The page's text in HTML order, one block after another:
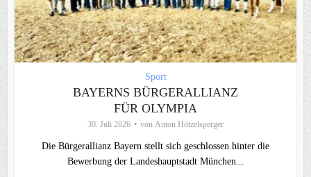
Sport
BAYERNS BÜRGERALLIANZ
FÜR OLYMPIA
30. Juli 2026 von Anton Hötzelsperger
Die Bürgerallianz Bayern stellt sich geschlossen hinter die
Bewerbung der Landeshauptstadt München...